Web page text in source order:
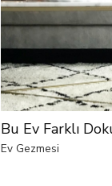
Bu Ev Farklı
Ev Gezmesi